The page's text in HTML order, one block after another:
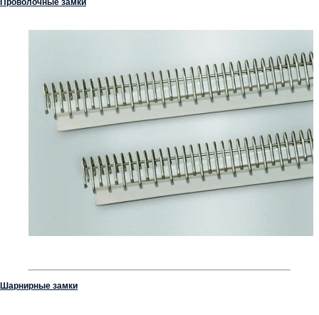
Проволочные замки
Шарнирные замки